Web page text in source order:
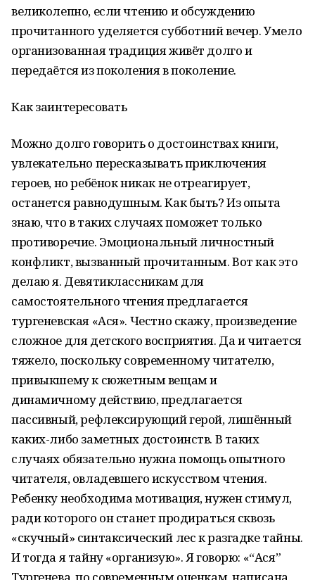
великолепно, если чтению и обсуждению
прочитанного уделяется субботний вечер. Умело
организованная традиция живёт долго и
передаётся из поколения в поколение.
Как заинтересовать
Можно долго говорить о достоинствах книги,
увлекательно пересказывать приключения
героев, но ребёнок никак не отреагирует,
останется равнодушным. Как быть? Из опыта
знаю, что в таких случаях поможет только
противоречие. Эмоциональный личностный
конфликт, вызванный прочитанным. Вот как это
делаю я. Девятиклассникам для
самостоятельного чтения предлагается
тургеневская «Ася». Честно скажу, произведение
сложное для детского восприятия. Да и читается
тяжело, поскольку современному читателю,
привыкшему к сюжетным вещам и
динамичному действию, предлагается
пассивный, рефлексирующий герой, лишённый
каких-либо заметных достоинств. В таких
случаях обязательно нужна помощь опытного
читателя, овладевшего искусством чтения.
Ребенку необходима мотивация, нужен стимул,
ради которого он станет продираться сквозь
«скучный» синтаксический лес к разгадке тайны.
И тогда я тайну «организую». Я говорю: «“Ася”